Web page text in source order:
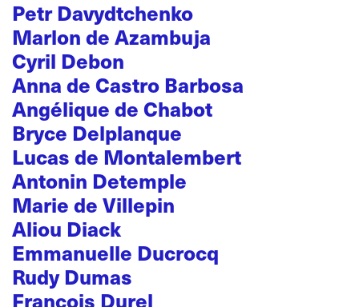
Petr Davydtchenko
Marlon de Azambuja
Cyril Debon
Anna de Castro Barbosa
Angélique de Chabot
Bryce Delplanque
Lucas de Montalembert
Antonin Detemple
Marie de Villepin
Aliou Diack
Emmanuelle Ducrocq
Rudy Dumas
François Durel